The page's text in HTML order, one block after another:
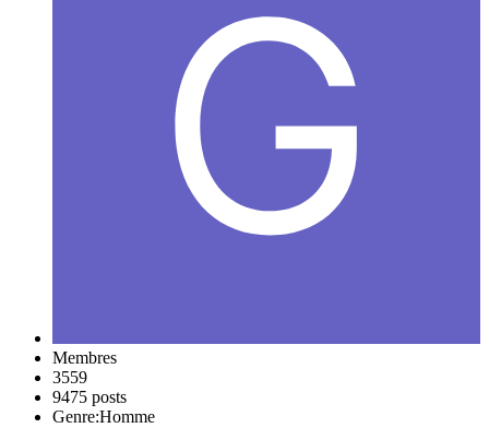
Membres
3559
9475 posts
Genre:Homme